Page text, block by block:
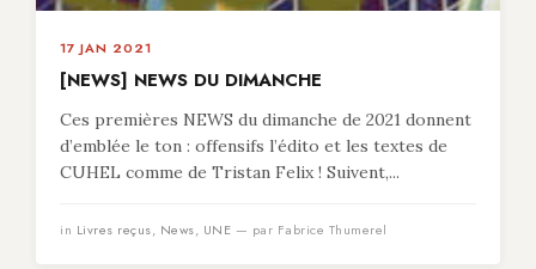
17 JAN 2021
[NEWS] NEWS DU DIMANCHE
Ces premières NEWS du dimanche de 2021 donnent
d’emblée le ton : offensifs l’édito et les textes de
CUHEL comme de Tristan Felix ! Suivent,...
in Livres reçus, News, UNE — par Fabrice Thumerel